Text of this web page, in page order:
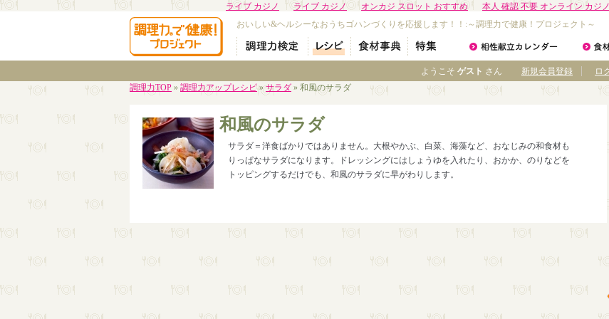
ライブ カジノ ライブ カジノ オンカジ スロット おすすめ 本人 確認 不要 オンライン カジノ
おいしい&ヘルシーなおうちゴハンづくりを応援します！！:～調理力で健康！プロジェクト～
ロ
新規会員登録
ようこそ ゲスト さん
調理力TOP » 調理力アップレシピ»サラダ » 和風のサラダ
和風のサラダ
サラダ＝洋食ばかりではありません。大根やかぶ、白菜、海藻など、おなじみの和食材も
りっぱなサラダになります。ドレッシングにはしょうゆを入れたり、おかか、のりなどを
トッピングするだけでも、和風のサラダに早がわりします。